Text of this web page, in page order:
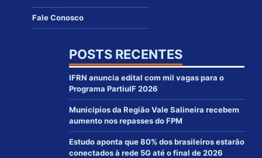
Fale Conosco
POSTS RECENTES
IFRN anuncia edital com mil vagas para o
Programa PartiuIF 2026
Municípios da Região Vale Salineira recebem
aumento nos repasses do FPM
Estudo aponta que 80% dos brasileiros estarão
conectados à rede 5G até o final de 2026